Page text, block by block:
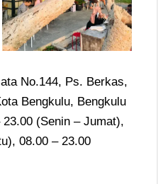
No.144, Ps. Berkas,
Bengkulu, Bengkulu
23.00 (Senin – Jumat),
08.00 – 23.00